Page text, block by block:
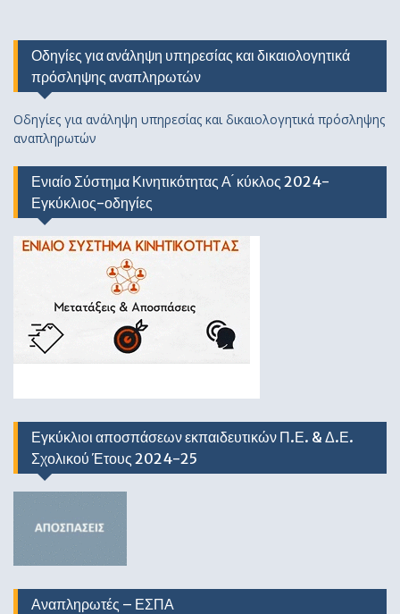
Οδηγίες για ανάληψη υπηρεσίας και δικαιολογητικά
πρόσληψης αναπληρωτών
Οδηγίες για ανάληψη υπηρεσίας και δικαιολογητικά πρόσληψης
αναπληρωτών
Ενιαίο Σύστημα Κινητικότητας Α ́ κύκλος 2024-
Εγκύκλιος-οδηγίες
Εγκύκλιοι αποσπάσεων εκπαιδευτικών Π.Ε. & Δ.Ε.
Σχολικού Έτους 2024-25
Αναπληρωτές – ΕΣΠΑ